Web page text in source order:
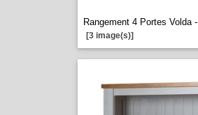
Rangement 4 Portes Volda -
[3 image(s)]